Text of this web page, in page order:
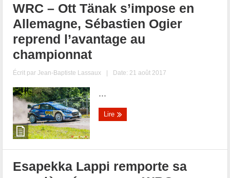
WRC – Ott Tänak s’impose en
Allemagne, Sébastien Ogier
reprend l’avantage au
championnat
Écrit parJean-Baptiste Lassaux | Date: 21 août 2017
...
Lire
Esapekka Lappi remporte sa